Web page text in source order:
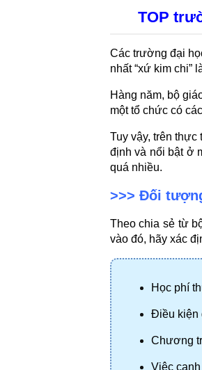
TOP
Các trường đại
nhất “xứ kim chi”
Hàng năm, bộ
một tổ chức có
Tuy vậy, trên
định và nổi bật ở
quá nhiều.
>>> Đối
Theo chia sẻ từ
vào đó, hãy xác
Học phí
Điều kiện
Chương
Việc